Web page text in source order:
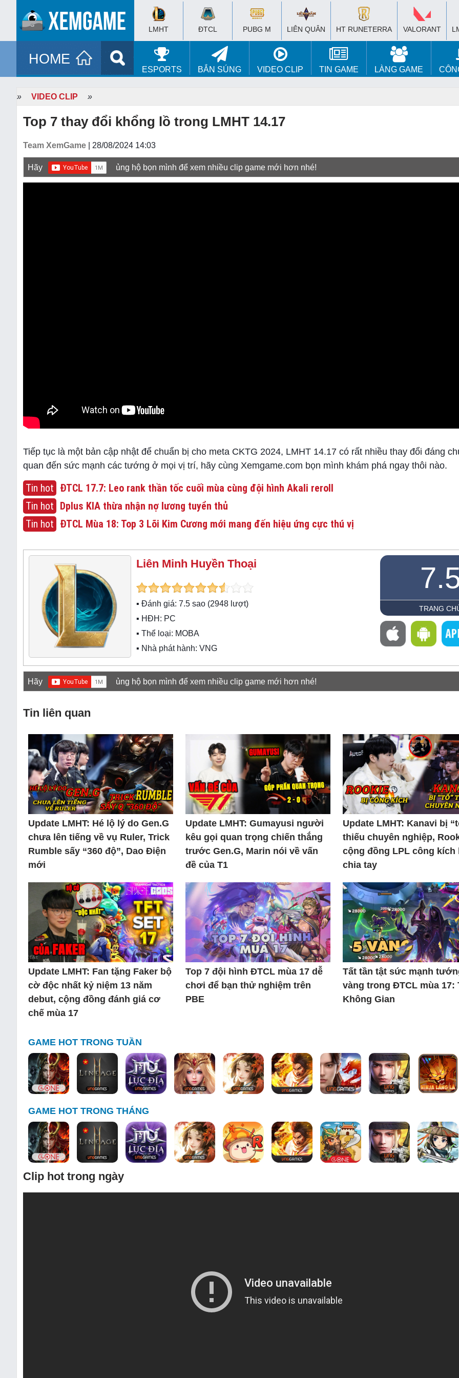
LMHT ĐTCL PUBG M LIÊN QUÂN HT RUNETERRA VALORANT
HOME
ESPORTS BẮN SÚNG VIDEO CLIP TIN GAME LÀNG GAME
» VIDEO CLIP »
Top 7 thay đổi khổng lồ trong LMHT 14.17
Team XemGame | 28/08/2024 14:03
Hãy ủng hộ bọn mình để xem nhiều clip game mới hơn nhé!
Tiếp tục là một bản cập nhật để chuẩn bị cho meta CKTG 2024, LMHT 14.17 có rất nhiều thay đổi đáng
quan đến sức mạnh các tướng ở mọi vị trí, hãy cùng Xemgame.com bọn mình khám phá ngay thôi nào.
Tin hot ĐTCL 17.7: Leo rank thần tốc cuối mùa cùng đội hình Akali reroll
Tin hot Dplus KIA thừa nhận nợ lương tuyển thủ
Tin hot ĐTCL Mùa 18: Top 3 Lõi Kim Cương mới mang đến hiệu ứng cực thú vị
Liên Minh Huyền Thoại
▪ Đánh giá: 7.5 sao (2948 lượt)
▪ HĐH: PC
▪ Thể loại: MOBA
▪ Nhà phát hành: VNG
TRANG
Hãy ủng hộ bọn mình để xem nhiều clip game mới hơn nhé!
Tin liên quan
Update LMHT: Hé lộ lý do Gen.G
chưa lên tiếng về vụ Ruler, Trick
Rumble sấy “360 độ”, Dao Điện
mới
Update LMHT: Gumayusi người
kêu gọi quan trọng chiến thắng
trước Gen.G, Marin nói về vấn
đề của T1
Update LMHT: Kanavi bị
thiếu chuyên nghiệp,
cộng đồng LPL công kích
chia tay
Update LMHT: Fan tặng Faker bộ
cờ độc nhất kỷ niệm 13 năm
debut, cộng đồng đánh giá cơ
chế mùa 17
Top 7 đội hình ĐTCL mùa 17 dễ
chơi để bạn thử nghiệm trên
PBE
Tất tần tật sức mạnh
vàng trong ĐTCL mùa 17:
Không Gian
GAME HOT TRONG TUẦN
GAME HOT TRONG THÁNG
Clip hot trong ngày